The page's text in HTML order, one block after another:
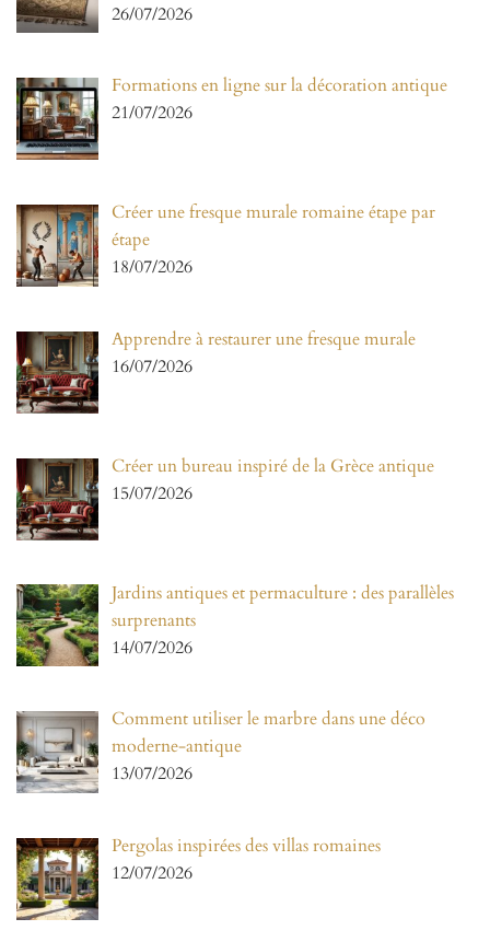
26/07/2026
Formations en ligne sur la décoration antique
21/07/2026
Créer une fresque murale romaine étape par
étape
18/07/2026
Apprendre à restaurer une fresque murale
16/07/2026
Créer un bureau inspiré de la Grèce antique
15/07/2026
Jardins antiques et permaculture : des parallèles
surprenants
14/07/2026
Comment utiliser le marbre dans une déco
moderne-antique
13/07/2026
Pergolas inspirées des villas romaines
12/07/2026